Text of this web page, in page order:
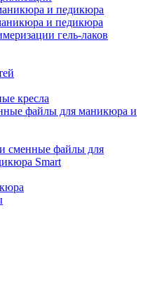
и педикюра
и педикюра
гель-лаков
кресла
файлы для маникюра и
сменные файлы для
Smart